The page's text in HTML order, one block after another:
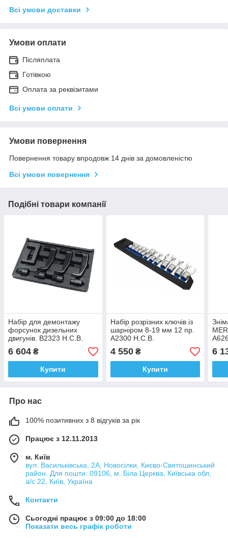
Всі умови доставки
Умови оплати
Післяплата
Готівкою
Оплата за реквізитами
Всі умови оплати
Умови повернення
Повернення товару впродовж 14 днів за домовленістю
Всі умови повернення
Подібні товари компанії
Набір для демонтажу
форсунок дизельних
двигунів. B2323 H.C.B.
6 604 ₴
Купити
Набір розрізних ключів із
шарніром 8-19 мм 12 пр.
A2300 H.C.B.
4 550₴
Купити
6
Про нас
100% позитивних з 8 відгуків за рік
Працює з 12.11.2013
м. Київ
вул. Васильківська, 2А, Новосілки, Києво-Святошинський
район. Для пошти: 09106, м. Біла Церква, Київська обл,
а/с 22, Київ, Україна
Контакти
Сьогодні працює з 09:00 до 18:00
Показати весь графік роботи